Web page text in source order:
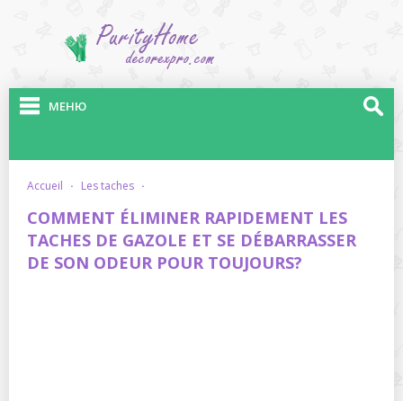
МЕНЮ
accueil · les taches ·
COMMENT ÉLIMINER RAPIDEMENT LES
TACHES DE GAZOLE ET SE DÉBARRASSER
DE SON ODEUR POUR TOUJOURS?